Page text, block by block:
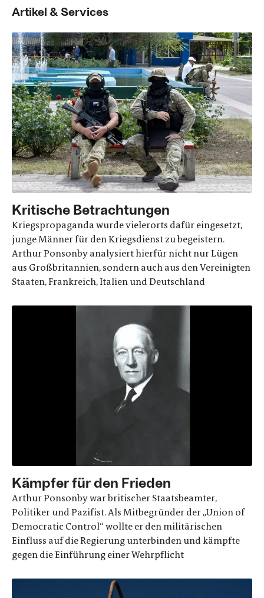
Artikel & Services
Kritische Betrachtungen
Kriegspropaganda wurde vielerorts dafür eingesetzt,
junge Männer für den Kriegsdienst zu begeistern.
Arthur Ponsonby analysiert hierfür nicht nur Lügen
aus Großbritannien, sondern auch aus den Vereinigten
Staaten, Frankreich, Italien und Deutschland
Kämpfer für den Frieden
Arthur Ponsonby war britischer Staatsbeamter,
Politiker und Pazifist. Als Mitbegründer der „Union of
Democratic Control“ wollte er den militärischen
Einfluss auf die Regierung unterbinden und kämpfte
gegen die Einführung einer Wehrpflicht